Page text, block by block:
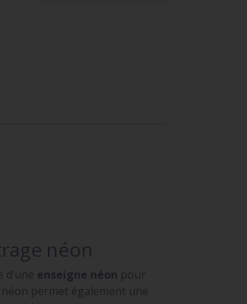
néon
d’une enseigne néon pour
permet également une